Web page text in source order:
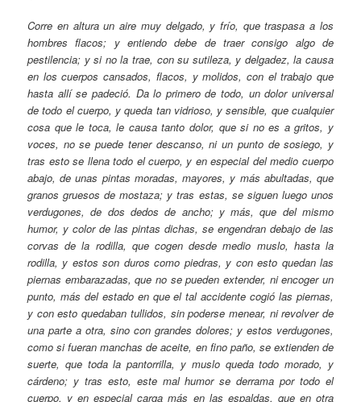
Corre en altura un aire muy delgado, y frío, que traspasa a los
hombres flacos; y entiendo debe de traer consigo algo de
pestilencia; y si no la trae, con su sutileza, y delgadez, la causa
en los cuerpos cansados, flacos, y molidos, con el trabajo que
hasta allí se padeció. Da lo primero de todo, un dolor universal
de todo el cuerpo, y queda tan vidrioso, y sensible, que cualquier
cosa que le toca, le causa tanto dolor, que si no es a gritos, y
voces, no se puede tener descanso, ni un punto de sosiego, y
tras esto se llena todo el cuerpo, y en especial del medio cuerpo
abajo, de unas pintas moradas, mayores, y más abultadas, que
granos gruesos de mostaza; y tras estas, se siguen luego unos
verdugones, de dos dedos de ancho; y más, que del mismo
humor, y color de las pintas dichas, se engendran debajo de las
corvas de la rodilla, que cogen desde medio muslo, hasta la
rodilla, y estos son duros como piedras, y con esto quedan las
piernas embarazadas, que no se pueden extender, ni encoger un
punto, más del estado en que el tal accidente cogió las piernas,
y con esto quedaban tullidos, sin poderse menear, ni revolver de
una parte a otra, sino con grandes dolores; y estos verdugones,
como si fueran manchas de aceite, en fino paño, se extienden de
suerte, que toda la pantorrilla, y muslo queda todo morado, y
cárdeno; y tras esto, este mal humor se derrama por todo el
cuerpo, y en especial carga más en las espaldas, que en otra